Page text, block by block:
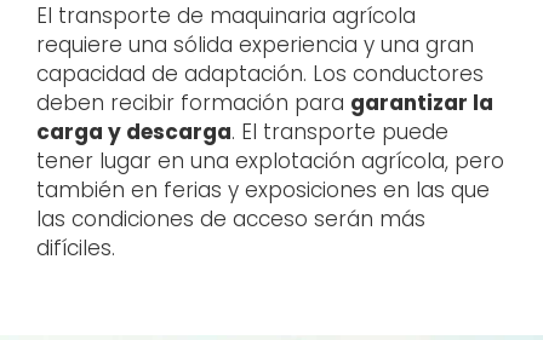
El transporte de maquinaria agrícola
requiere una sólida experiencia y una gran
capacidad de adaptación. Los conductores
deben recibir formación para garantizar la
carga y descarga. El transporte puede
tener lugar en una explotación agrícola, pero
también en ferias y exposiciones en las que
las condiciones de acceso serán más
difíciles.